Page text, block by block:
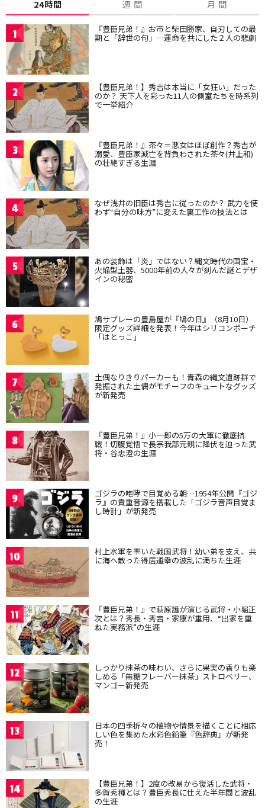
24時間 週 間 月 間
1 『豊臣兄弟！』お市と柴田勝家、自刃しての最
期と「辞世の句」…運命を共にした２人の悲劇
2 【豊臣兄弟！】秀吉は本当に「女狂い」だった
のか？ 天下人を彩った11人の側室たちを時系列
で一挙紹介
3 『豊臣兄弟！』茶々＝悪女はほぼ創作？秀吉が
溺愛、豊臣家滅亡を背負わされた茶々(井上和)
の壮絶すぎる生涯
4 なぜ浅井の旧臣は秀吉に従ったのか？ 武力を使
わず“自分の味方”に変えた裏工作の技法とは
5 あの装飾は「炎」ではない？縄文時代の国宝・
火焔型土器、5000年前の人々が刻んだ謎とデザ
インの秘密
6 鳩サブレーの豊島屋が『鳩の日』（8月10日）
限定グッズ詳細を発表！今年はシリコンポーチ
「はとっこ」
7 土偶なりきりパーカーも！青森の縄文遺跡群で
発掘された土偶がモチーフのキュートなグッズ
が新発売
8 『豊臣兄弟！』小一郎の5万の大軍に徹底抗
戦！切腹覚悟で長宗我部元親に降伏を迫った武
将・谷忠澄の生涯
9 ゴジラの咆哮で目覚める朝…1954年公開『ゴジ
ラ』の貴重音源を搭載した「ゴジラ音声目覚ま
し時計」が新発売
10 村上水軍を率いた戦国武将！幼い弟を支え、共
に海へ散った得居通幸の波乱に満ちた生涯
11 『豊臣兄弟！』で萩原護が演じる武将・小堀正
次とは？秀長・秀吉・家康が重用、“出家を重
ねた実務派”の生涯
12 しっかり抹茶の味わい、さらに果実の香りも楽
しめる「無糖フレーバー抹茶」ストロベリー、
マンゴー新発売
13 日本の四季折々の植物や情景を描くことに相応
しい色を集めた水彩色鉛筆『色辞典』が新発
売！
14 【豊臣兄弟！】2度の改易から復活した武将・
多賀秀種とは？豊臣秀長に仕えた半年間と波乱
の生涯